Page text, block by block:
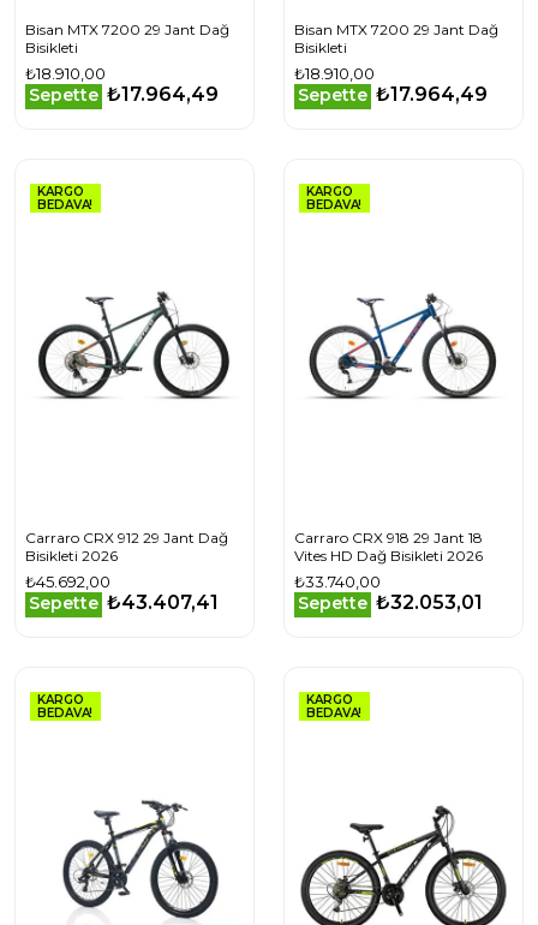
Bisan MTX 7200 29 Jant Dağ
Bisikleti
₺18.910,00
Sepette ₺17.964,49
Bisan MTX 7200 29 Jant Dağ
Bisikleti
₺18.910,00
Sepette ₺17.964,49
KARGO
BEDAVA!
Carraro CRX 912 29 Jant Dağ
Bisikleti 2026
₺45.692,00
Sepette ₺43.407,41
KARGO
BEDAVA!
Carraro CRX 918 29 Jant 18
Vites HD Dağ Bisikleti 2026
₺33.740,00
Sepette ₺32.053,01
KARGO
BEDAVA!
KARGO
BEDAVA!